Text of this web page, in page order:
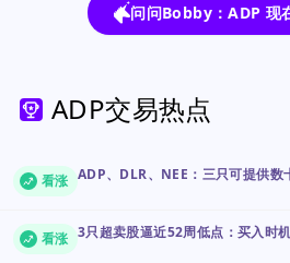
问问Bobby：ADP 现
ADP交易热点
看涨 ADP、DLR、NEE：三只可提供数
看涨 3只超卖股逼近52周低点：买入时